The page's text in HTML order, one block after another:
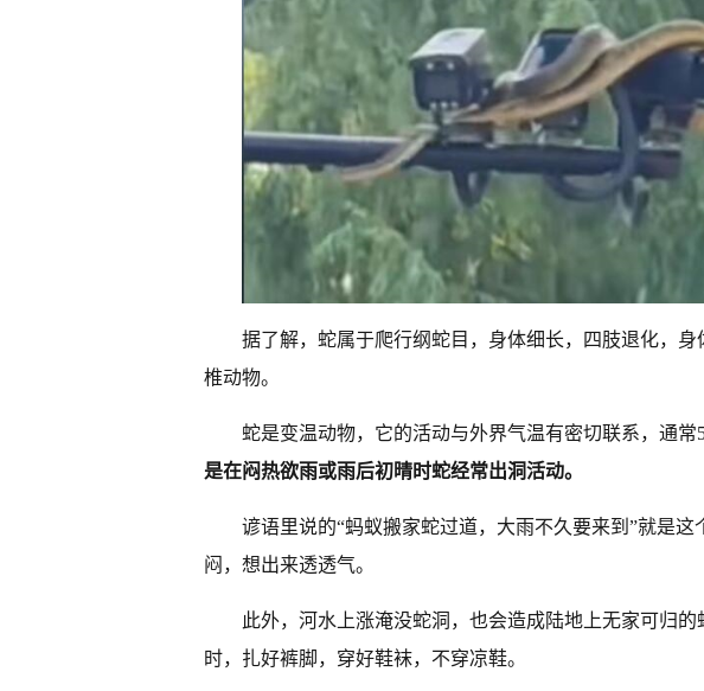
据了解，蛇属于爬行纲蛇目，身体细长，四肢退化，
椎动物。
蛇是变温动物，它的活动与外界气温有密切联系，通常
是在闷热欲雨或雨后初晴时蛇经常出洞活动。
谚语里说的“蚂蚁搬家蛇过道，大雨不久要来到”就是
闷，想出来透透气。
此外，河水上涨淹没蛇洞，也会造成陆地上无家可归
时，扎好裤脚，穿好鞋袜，不穿凉鞋。